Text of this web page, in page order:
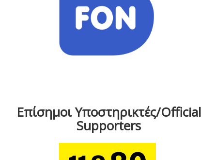
Επίσημοι Υποστηρικτές/Official
Supporters